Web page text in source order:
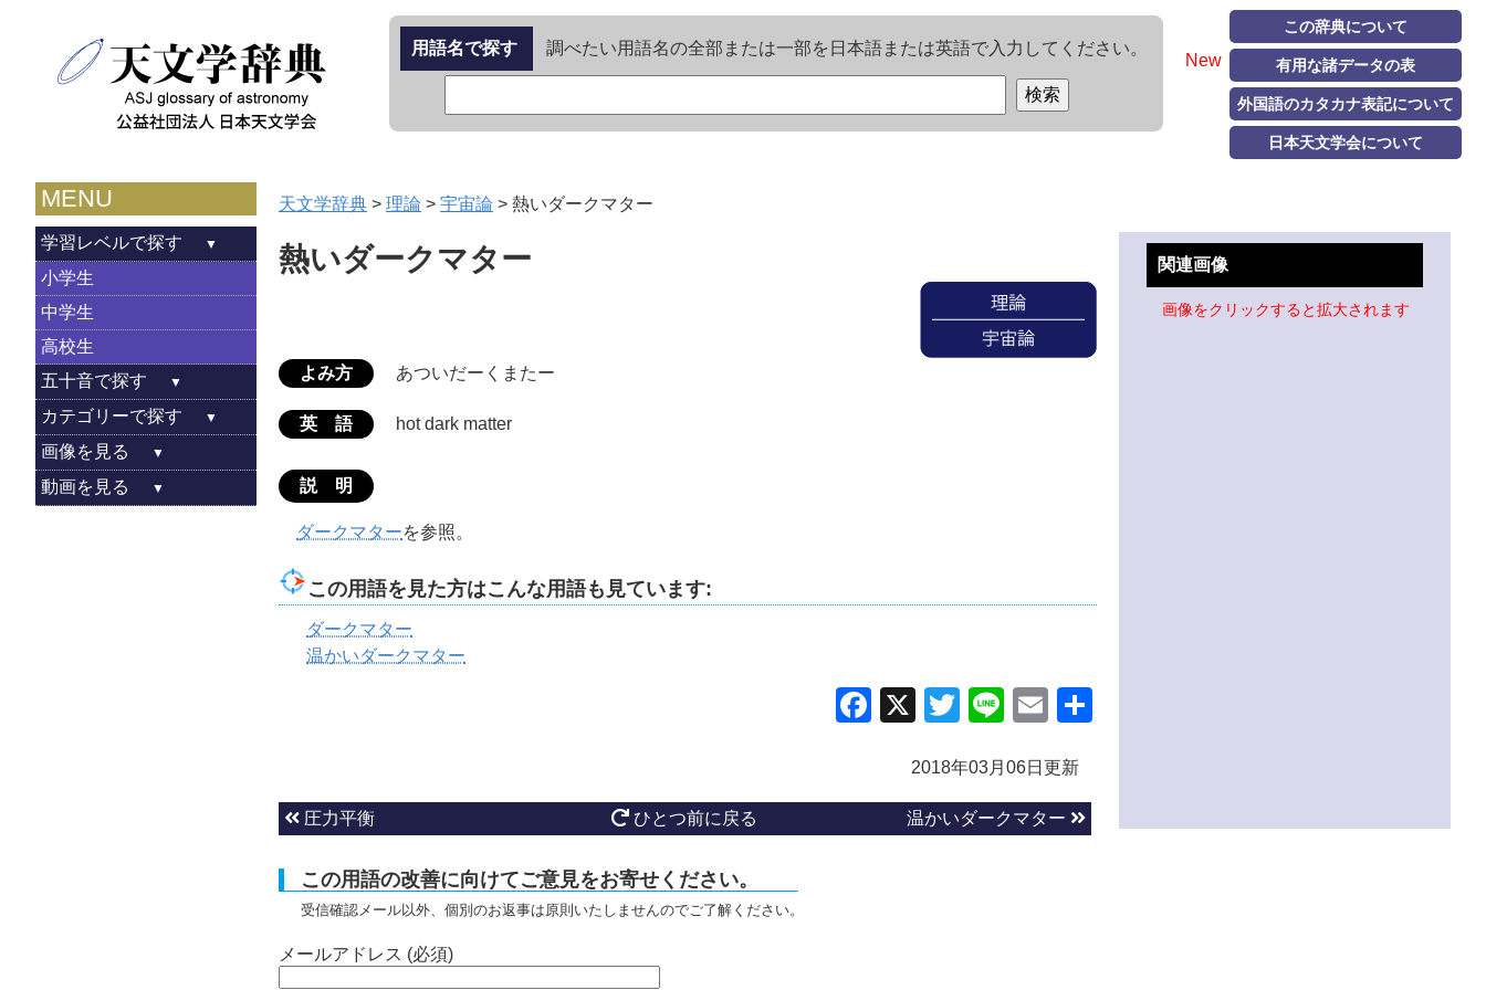
New
この辞典について
有用な諸データの表
外国語のカタカナ表記について
日本天文学会について
用語名で探す 調べたい用語名の全部または一部を日本語または英語で入力してください。
MENU
学習レベルで探す
小学生
中学生
高校生
五十音で探す
カテゴリーで探す
画像を見る
動画を見る
天文学辞典 > 理論 > 宇宙論 > 熱いダークマター
熱いダークマター
よみ方 あついだーくまたー
英 語 hot dark matter
説 明
ダークマターを参照。
この用語を見た方はこんな用語も見ています:
ダークマター
温かいダークマター
Facebook
X TwitterLineEmail
2018年03月06日更新
圧力平衡 ひとつ前に戻る 温かいダークマター
この用語の改善に向けてご意見をお寄せください。
受信確認メール以外、個別のお返事は原則いたしませんのでご了解ください。
メールアドレス (必須)
関連画像
画像をクリックすると拡大されます